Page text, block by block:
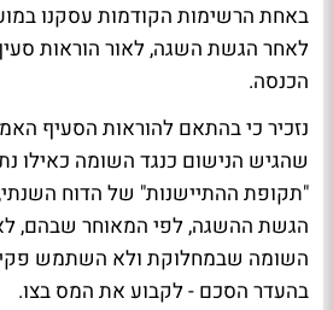
באחת הרשימות הקודמות עסקנו
הכנסה.
נזכיר כי בהתאם להוראות הסעיף
שהגיש הנישום כנגד השומה כאילו
"תקופת ההתיישנות" של הדוח
הגשת ההשגה, לפי המאוחר שבהם,
השומה שבמחלוקת ולא השתמש
בהעדר הסכם - לקבוע את המס בצו.